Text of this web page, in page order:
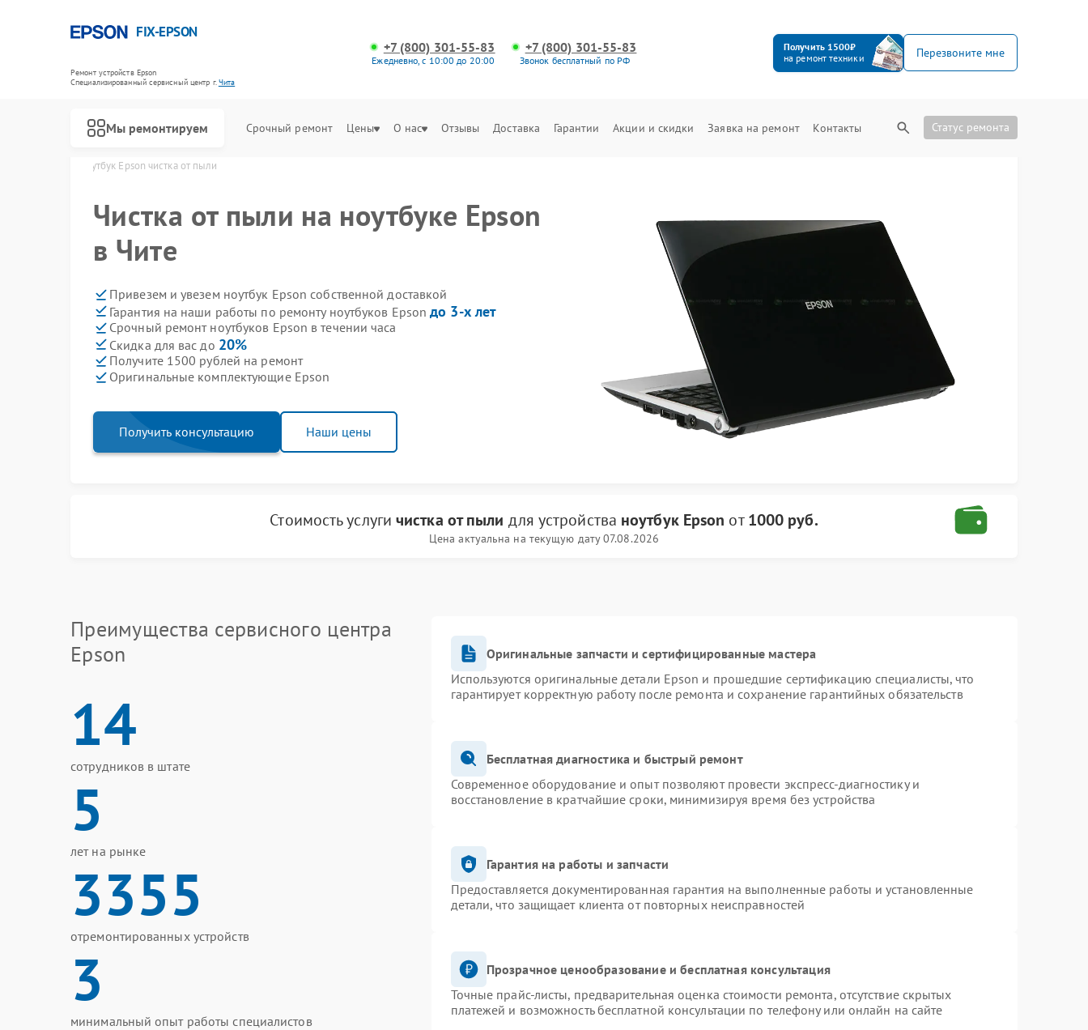
FIX-EPSON
Ремонт устройств Epson
Специализированный cервисный центр г.Чита
+7 (800) 301-55-83
Ежедневно, с 10:00 до 20:00
+7 (800) 301-55-83
Звонок бесплатный по РФ
Получить 1500₽
на ремонт техники
Перезвоните мне
Мы ремонтируем Срочный ремонт Цены О нас Отзывы Доставка Гарантии Акции и скидки Заявка на ремонт Контакты Статус ремонта
Ноутбук Epson чистка от пыли
Чистка от пыли на ноутбуке Epson
в Чите
Привезем и увезем ноутбук Epson собственной доставкой
Гарантия на наши работы по ремонту ноутбуков Epsonдо 3-х лет
Срочный ремонт ноутбуков Epson в течении часа
Скидка для вас до 20%
Получите 1500 рублей на ремонт
Оригинальные комплектующие Epson
Получить консультацию Наши цены
Стоимость услугичистка от пыли для устройства ноутбук Epson от1000 руб.
Цена актуальна на текущую дату 07.08.2026
Преимущества сервисного центра
Epson
14
сотрудников в штате
5
лет на рынке
3355
отремонтированных устройств
3
минимальный опыт работы специалистов
Оригинальные запчасти и сертифицированные мастера
Используются оригинальные детали Epson и прошедшие сертификацию специалисты, что
гарантирует корректную работу после ремонта и сохранение гарантийных обязательств
Бесплатная диагностика и быстрый ремонт
Современное оборудование и опыт позволяют провести экспресс-диагностику и
восстановление в кратчайшие сроки, минимизируя время без устройства
Гарантия на работы и запчасти
Предоставляется документированная гарантия на выполненные работы и установленные
детали, что защищает клиента от повторных неисправностей
Прозрачное ценообразование и бесплатная консультация
Точные прайс-листы, предварительная оценка стоимости ремонта, отсутствие скрытых
платежей и возможность бесплатной консультации по телефону или онлайн на сайте